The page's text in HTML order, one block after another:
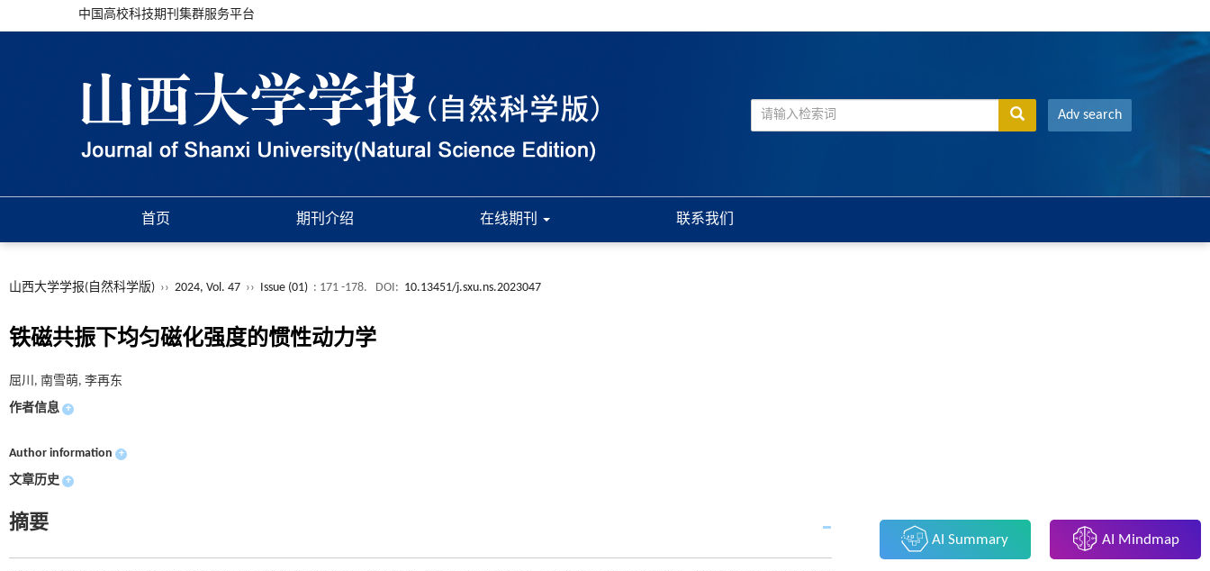
中国高校科技期刊集群服务平台
Adv search
首页 期刊介绍 在线期刊 联系我们
山西大学学报(自然科学版) ›› 2024, Vol. 47 ›› Issue (01) : 171 -178. DOI: 10.13451/j.sxu.ns.2023047
铁磁共振下均匀磁化强度的惯性动力学
屈川, 南雪萌, 李再东
作者信息 +
Author information +
文章历史 +
摘要
AI Summary AI Mindmap